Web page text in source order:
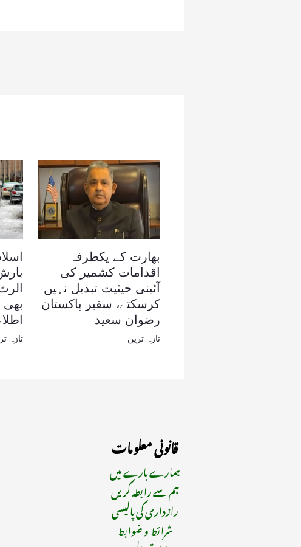
بھارت کے یکطرفہ
اقدامات کشمیر کی
آئینی حیثیت تبدیل نہیں
کرسکتے، سفیر پاکستان
رضوان سعید
تازہ ترین تازہ
قانونی معلومات
ہمارے بارے میں
ہم سے رابطہ کریں
رازداری کی پالیسی
شرائط و ضوابط